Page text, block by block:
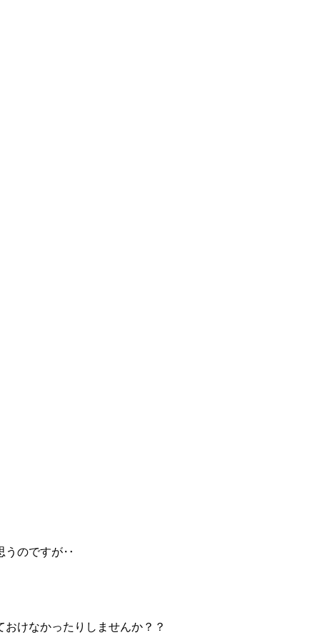
うのですが‥
けなかったりしませんか？？